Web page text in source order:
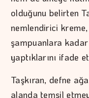
olduğunu belirten
nemlendirici
şampuanlara
yaptıklarını ifade
Taşkıran, defne
alanda temsil